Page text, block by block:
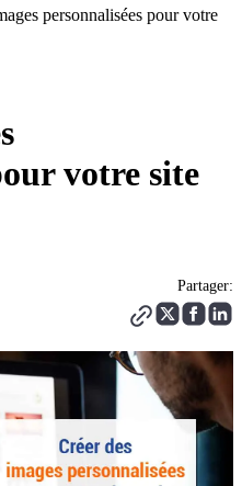
personnalisées pour votre
votre site
Partager: